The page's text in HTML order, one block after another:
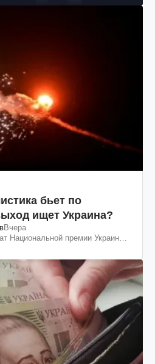
бьет по
ищет Украина?
Вчера
Национальной премии Украины